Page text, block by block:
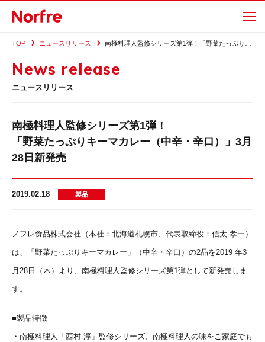
TOP ニュースリリース 南極料理人監修シリーズ第1弾！「野菜たっぷりキーマカレー（中辛・辛口）」3月28日新発売
News release
ニュースリリース
南極料理人監修シリーズ第1弾！
「野菜たっぷりキーマカレー（中辛・辛口）」3月
28日新発売
2019.02.18 製品
ノフレ食品株式会社（本社：北海道札幌市、代表取締役：信太 孝一）
は、「野菜たっぷりキーマカレー」（中辛・辛口）の2品を2019 年3
月28日（木）より、南極料理人監修シリーズ第1弾として新発売しま
す。
■製品特徴
・南極料理人「西村 淳」監修シリーズ、南極料理人の味をご家庭でも